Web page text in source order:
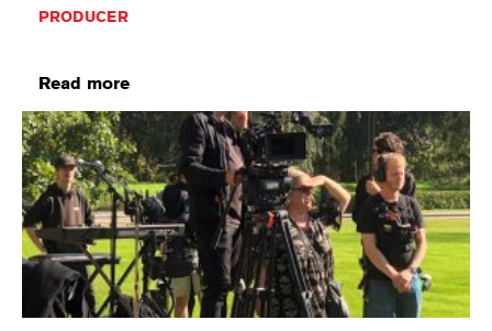
PRODUCER
Read more